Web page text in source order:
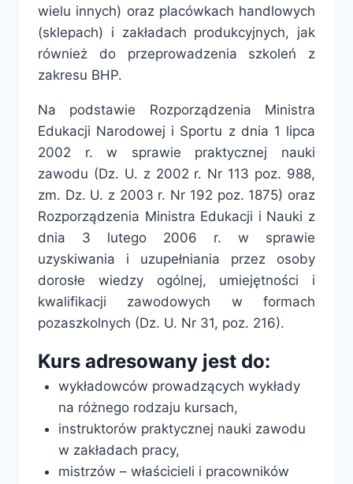
wielu innych) oraz placówkach handlowych
(sklepach) i zakładach produkcyjnych, jak
również do przeprowadzenia szkoleń z
zakresu BHP.
Na podstawie Rozporządzenia Ministra
Edukacji Narodowej i Sportu z dnia 1 lipca
2002 r. w sprawie praktycznej nauki
zawodu (Dz. U. z 2002 r. Nr 113 poz. 988,
zm. Dz. U. z 2003 r. Nr 192 poz. 1875) oraz
Rozporządzenia Ministra Edukacji i Nauki z
dnia 3 lutego 2006 r. w sprawie
uzyskiwania i uzupełniania przez osoby
dorosłe wiedzy ogólnej, umiejętności i
kwalifikacji zawodowych w formach
pozaszkolnych (Dz. U. Nr 31, poz. 216).
Kurs adresowany jest do:
wykładowców prowadzących wykłady
na różnego rodzaju kursach,
instruktorów praktycznej nauki zawodu
w zakładach pracy,
mistrzów – właścicieli i pracowników